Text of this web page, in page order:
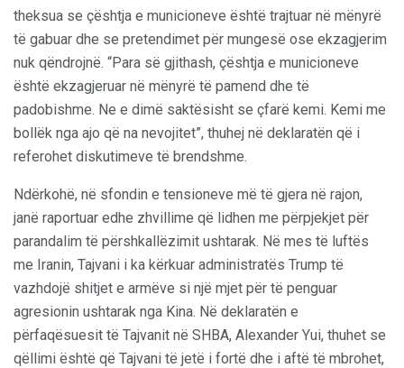
theksua se çështja e municioneve është trajtuar në mënyrë
të gabuar dhe se pretendimet për mungesë ose ekzagjerim
nuk qëndrojnë. “Para së gjithash, çështja e municioneve
është ekzagjeruar në mënyrë të pamend dhe të
padobishme. Ne e dimë saktësisht se çfarë kemi. Kemi me
bollëk nga ajo që na nevojitet”, thuhej në deklaratën që i
referohet diskutimeve të brendshme.
Ndërkohë, në sfondin e tensioneve më të gjera në rajon,
janë raportuar edhe zhvillime që lidhen me përpjekjet për
parandalim të përshkallëzimit ushtarak. Në mes të luftës
me Iranin, Tajvani i ka kërkuar administratës Trump të
vazhdojë shitjet e armëve si një mjet për të penguar
agresionin ushtarak nga Kina. Në deklaratën e
përfaqësuesit të Tajvanit në SHBA, Alexander Yui, thuhet se
qëllimi është që Tajvani të jetë i fortë dhe i aftë të mbrohet,